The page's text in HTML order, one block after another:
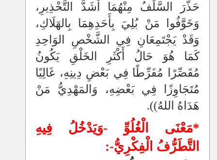
حَذَّرَ السَّلَفُ مِنْهُمَا أَشَدَّ التَّحْذِيرِ،
وَخَوَّفُوا مَنْ بُلِيَ بِأَحَدِهِمَا بِالهَلَاكِ،
وَقَدْ يَجْتَمِعَانِ فِي الشَّخْصِ الوَاحِدِ
كَمَا هُوَ حَالُ أَكْثَرِ الخَلْقِ يَكُونُ
مُقَصِّرًا مُفَرِّطًا فِي بَعْضِ دِينِهِ، غَالِيًا
مُتَجَاوِزًا فِي بَعْضِهِ، وَالمَهْدِيُّ مَنْ
هَدَاهُ اللهُ)).
*مَعْنَى الْغُلُوِّ -وَيَدْخُلُ فِيهِ
التَّطَرُّفُ الْفِكْرِيُّ-: